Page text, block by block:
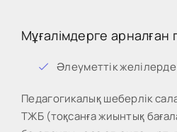
Мұғалімдерге арналған
Әлеуметтік
Педагогикалық шеберлік
ТЖБ (тоқсанға жиынтық